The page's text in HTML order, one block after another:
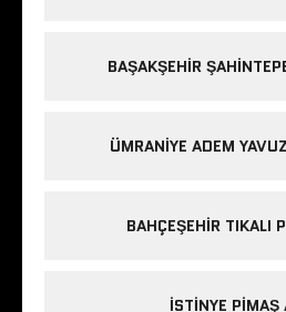
BAŞAKŞEHIR
ÜMRANIYE ADEM
BAHÇEŞEHIR TIKALI
ISTINYE PIMAŞ